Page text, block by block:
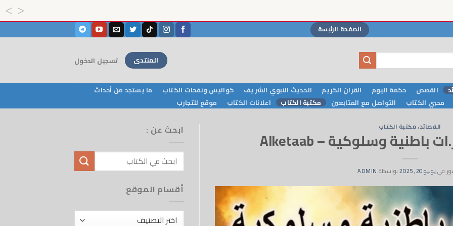
الصفحة الرئيسة
المنتدى تسجيل الدخول
القصص حكمة اليوم القران الكريم الحديث النبوي الشريف كواليس ونفحات الكتاب
ما يستجد من أحداث
محبي الكتاب التواصل مع المتابعين مكتبة الكتاب اعلانات الكتاب موقع للتجارب
القصائد،مكتبة الكتاب
فييوليو 20, 2025 بواسطة ADMIN
ابحث عن :
أقسام الموقع
أقسام